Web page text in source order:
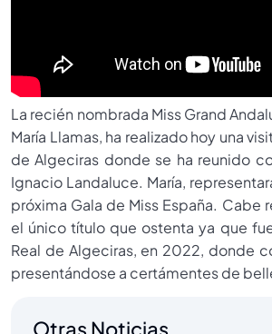
La recién nombrada Miss Grand
María Llamas, ha realizado hoy una
de Algeciras donde se ha reunido
Ignacio Landaluce. María,
próxima Gala de Miss España. Cabe
el único título que ostenta ya que
Real de Algeciras, en 2022, donde
presentándose a certámentes de
Otras Noticias